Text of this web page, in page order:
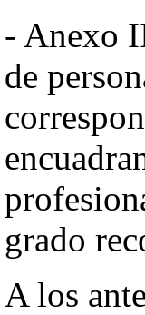
- Anexo
de
grado
A los